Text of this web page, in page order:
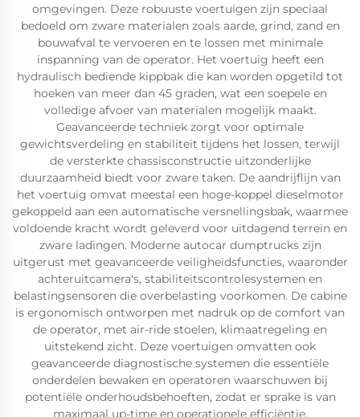
omgevingen. Deze robuuste voertuigen zijn speciaal
bedoeld om zware materialen zoals aarde, grind, zand en
bouwafval te vervoeren en te lossen met minimale
inspanning van de operator. Het voertuig heeft een
hydraulisch bediende kippbak die kan worden opgetild tot
hoeken van meer dan 45 graden, wat een soepele en
volledige afvoer van materialen mogelijk maakt.
Geavanceerde techniek zorgt voor optimale
gewichtsverdeling en stabiliteit tijdens het lossen, terwijl
de versterkte chassisconstructie uitzonderlijke
duurzaamheid biedt voor zware taken. De aandrijflijn van
het voertuig omvat meestal een hoge-koppel dieselmotor
gekoppeld aan een automatische versnellingsbak, waarmee
voldoende kracht wordt geleverd voor uitdagend terrein en
zware ladingen. Moderne autocar dumptrucks zijn
uitgerust met geavanceerde veiligheidsfuncties, waaronder
achteruitcamera's, stabiliteitscontrolesystemen en
belastingsensoren die overbelasting voorkomen. De cabine
is ergonomisch ontworpen met nadruk op de comfort van
de operator, met air-ride stoelen, klimaatregeling en
uitstekend zicht. Deze voertuigen omvatten ook
geavanceerde diagnostische systemen die essentiële
onderdelen bewaken en operatoren waarschuwen bij
potentiële onderhoudsbehoeften, zodat er sprake is van
maximaal up-time en operationele efficiëntie.